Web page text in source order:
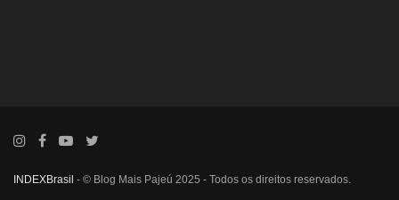
INDEXBrasil - © Blog Mais Pajeú 2025 - Todos os direitos reservados.